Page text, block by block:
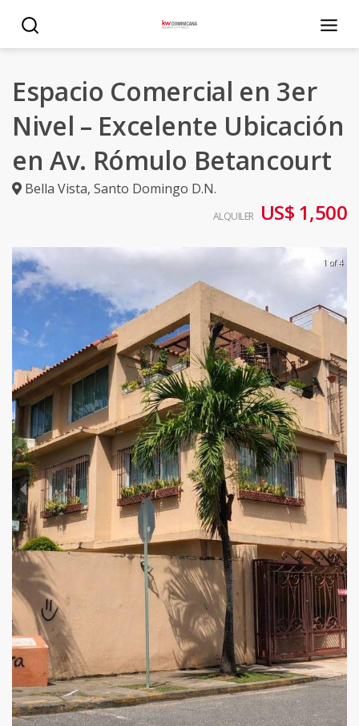
Espacio Comercial en 3er
Nivel – Excelente Ubicación
en Av. Rómulo Betancourt
Bella Vista, Santo Domingo D.N.
ALQUILER US$ 1,500
1 of 4